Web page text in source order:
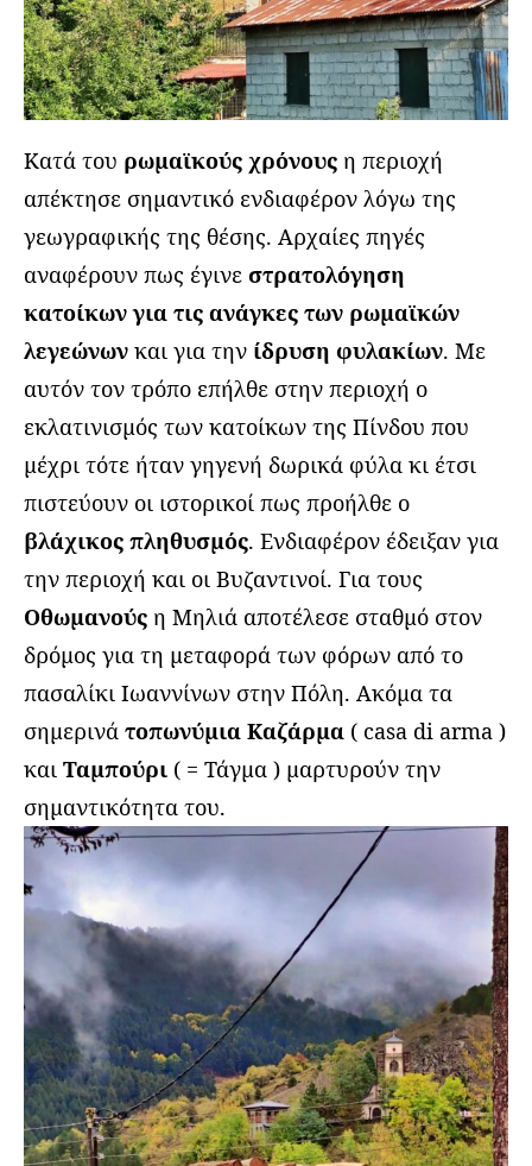
Κατά του ρωμαϊκούς χρόνους η περιοχή
απέκτησε σημαντικό ενδιαφέρον λόγω της
γεωγραφικής της θέσης. Αρχαίες πηγές
αναφέρουν πως έγινε στρατολόγηση
κατοίκων για τις ανάγκες των ρωμαϊκών
λεγεώνων και για την ίδρυση φυλακίων. Με
αυτόν τον τρόπο επήλθε στην περιοχή ο
εκλατινισμός των κατοίκων της Πίνδου που
μέχρι τότε ήταν γηγενή δωρικά φύλα κι έτσι
πιστεύουν οι ιστορικοί πως προήλθε ο
βλάχικος πληθυσμός. Ενδιαφέρον έδειξαν για
την περιοχή και οι Βυζαντινοί. Για τους
Οθωμανούς η Μηλιά αποτέλεσε σταθμό στον
δρόμος για τη μεταφορά των φόρων από το
πασαλίκι Ιωαννίνων στην Πόλη. Ακόμα τα
σημερινά τοπωνύμια Καζάρμα ( casa di arma )
και Ταμπούρι ( = Τάγμα ) μαρτυρούν την
σημαντικότητα του.